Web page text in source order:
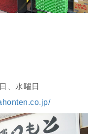
、水曜日